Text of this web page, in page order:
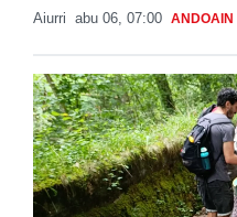
Aiurri abu 06, 07:00 ANDOAIN